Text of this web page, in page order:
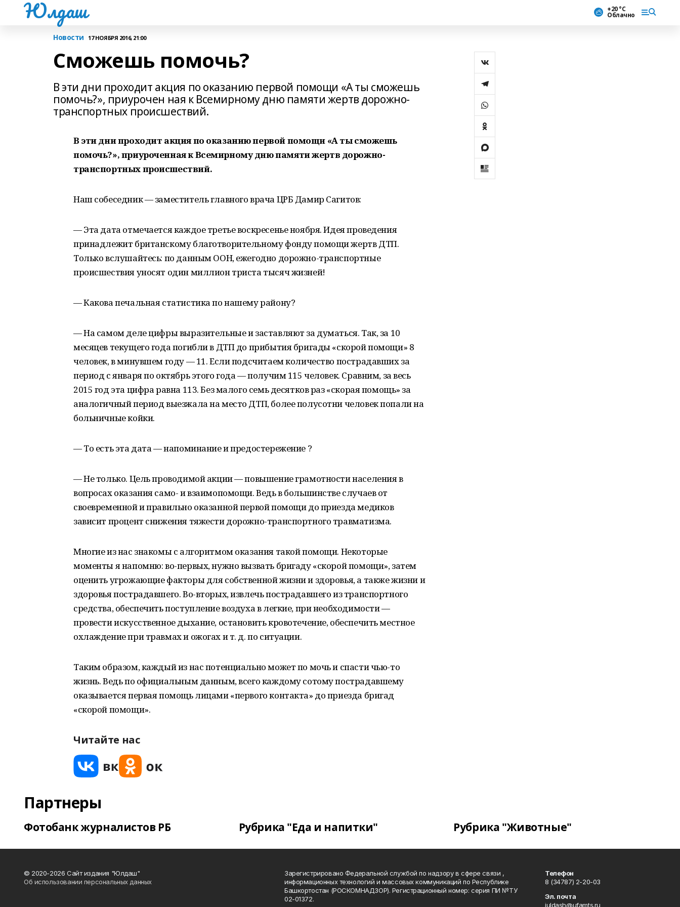
Юлдаш +20 °С
Облачно
Новости 17 НОЯБРЯ 2016, 21:00
Сможешь помочь?
В эти дни проходит акция по оказанию первой помощи «А ты сможешь
помочь?», приурочен ная к Всемирному дню памяти жертв дорожно-
транспортных происшествий.
В эти дни проходит акция по оказанию первой помощи «А ты сможешь
помочь?», приуроченная к Всемирному дню памяти жертв дорожно-
транспортных происшествий.
Наш собеседник — заместитель главного врача ЦРБ Дамир Сагитов:
— Эта дата отмечается каждое третье воскресенье ноября. Идея проведения
принадлежит британскому благотворительному фонду помощи жертв ДТП.
Только вслушайтесь: по данным ООН, ежегодно дорожно-транспортные
происшествия уносят один миллион триста тысяч жизней!
— Какова печальная статистика по нашему району?
— На самом деле цифры выразительные и заставляют за думаться. Так, за 10
месяцев текущего года погибли в ДТП до прибытия бригады «скорой помощи» 8
человек, в минувшем году — 11. Если подсчитаем количество пострадавших за
период с января по октябрь этого года — получим 115 человек. Сравним, за весь
2015 год эта цифра равна 113. Без малого семь десятков раз «скорая помощь» за
аналогичный период выезжала на место ДТП, более полусотни человек попали на
больничные койки.
— То есть эта дата — напоминание и предостережение ?
— Не только. Цель проводимой акции — повышение грамотности населения в
вопросах оказания само- и взаимопомощи. Ведь в большинстве случаев от
своевременной и правильно оказанной первой помощи до приезда медиков
зависит процент снижения тяжести дорожно-транспортного травматизма.
Многие из нас знакомы с алгоритмом оказания такой помощи. Некоторые
моменты я напомню: во-первых, нужно вызвать бригаду «скорой помощи», затем
оценить угрожающие факторы для собственной жизни и здоровья, а также жизни и
здоровья пострадавшего. Во-вторых, извлечь пострадавшего из транспортного
средства, обеспечить поступление воздуха в легкие, при необходимости —
провести искусственное дыхание, остановить кровотечение, обеспечить местное
охлаждение при травмах и ожогах и т. д. по ситуации.
Таким образом, каждый из нас потенциально может по мочь и спасти чью-то
жизнь. Ведь по официальным данным, всего каждому сотому пострадавшему
оказывается первая помощь лицами «первого контакта» до приезда бригад
«скорой помощи».
Читайте нас
Партнеры
Фотобанк журналистов РБ Рубрика "Еда и напитки" Рубрика "Животные"
© 2020-2026 Сайт издания "Юлдаш"
Об использовании персональных данных
Зарегистрировано Федеральной службой по надзору в сфере связи ,
информационных технологий и массовых коммуникаций по Республике
Башкортостан (РОСКОМНАДЗОР). Регистрационный номер: серия ПИ №ТУ
02-01372.
Телефон
8 (34787) 2-20-03
Эл. почта
juldash@ufamts.ru